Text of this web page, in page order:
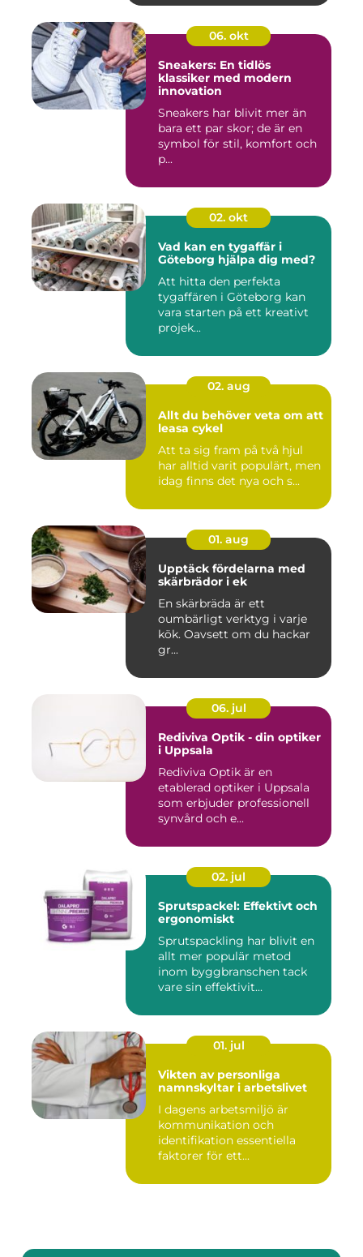
06. okt
Sneakers: En tidlös
klassiker med modern
innovation
Sneakers har blivit mer än
bara ett par skor; de är en
symbol för stil, komfort och
p...
02. okt
Vad kan en tygaffär i
Göteborg hjälpa dig med?
Att hitta den perfekta
tygaffären i Göteborg kan
vara starten på ett kreativt
projek...
02. aug
Allt du behöver veta om att
leasa cykel
Att ta sig fram på två hjul
har alltid varit populärt, men
idag finns det nya och s...
01. aug
Upptäck fördelarna med
skärbrädor i ek
En skärbräda är ett
oumbärligt verktyg i varje
kök. Oavsett om du hackar
gr...
06. jul
Rediviva Optik - din optiker
i Uppsala
Rediviva Optik är en
etablerad optiker i Uppsala
som erbjuder professionell
synvård och e...
02. jul
Sprutspackel: Effektivt och
ergonomiskt
Sprutspackling har blivit en
allt mer populär metod
inom byggbranschen tack
vare sin effektivit...
01. jul
Vikten av personliga
namnskyltar i arbetslivet
I dagens arbetsmiljö är
kommunikation och
identifikation essentiella
faktorer för ett...